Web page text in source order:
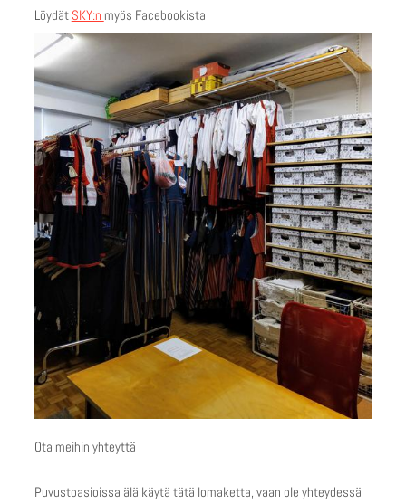
Löydät SKY:n myös Facebookista
Ota meihin yhteyttä
Puvustoasioissa älä käytä tätä lomaketta, vaan ole yhteydessä